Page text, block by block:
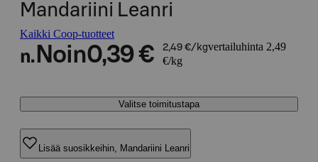
Mandariini Leanri
Kaikki Coop-tuotteet
n. Noin0,39 € 2,49 €/kgvertailuhinta 2,49
€/kg
Valitse toimitustapa
Lisää suosikkeihin, Mandariini Leanri